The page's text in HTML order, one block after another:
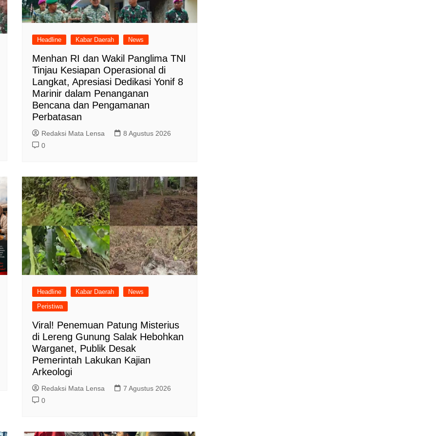
Headline Kabar Daerah News
Menhan RI dan Wakil Panglima TNI
Tinjau Kesiapan Operasional di
Langkat, Apresiasi Dedikasi Yonif 8
Marinir dalam Penanganan
Bencana dan Pengamanan
Perbatasan
Redaksi Mata Lensa
8 Agustus 2026
0
Headline Kabar Daerah
News
Peristiwa
Viral! Penemuan Patung Misterius
di Lereng Gunung Salak Hebohkan
Warganet, Publik Desak
Pemerintah Lakukan Kajian
Arkeologi
Redaksi Mata Lensa
7 Agustus 2026
0